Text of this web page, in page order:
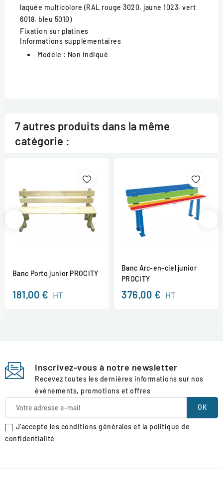
laquée multicolore (RAL rouge 3020, jaune 1023, vert
6018, bleu 5010)
Fixation sur platines
Informations supplémentaires
Modèle : Non indiqué
7 autres produits dans la même
catégorie :
Banc Porto junior PROCITY
181,00 € HT
Banc Arc-en-ciel junior
PROCITY
376,00 € HT
Inscrivez-vous à notre newsletter
Recevez toutes les dernières informations sur nos
événements, promotions et offres
J'accepte les conditions générales et la politique de
confidentialité